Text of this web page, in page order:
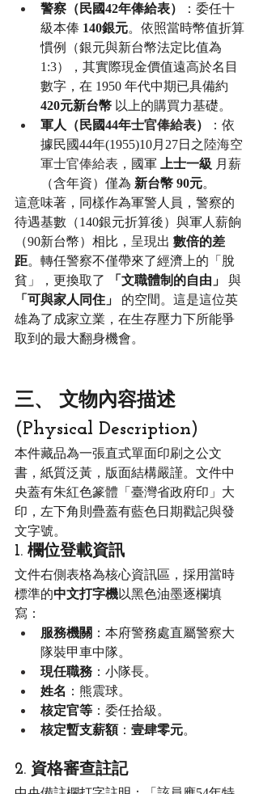
警察（民國42年俸給表）
：委任十
級本俸 140銀元。依照當時幣值折算
慣例（銀元與新台幣法定比值為
1:3），其實際現金價值遠高於名目
數字，在 1950 年代中期已具備約
420元新台幣 以上的購買力基礎。
軍人（民國44年士官俸給表）
：依
據民國44年(1955)10月27日之 陸海空
軍士官俸給表 ，國軍 上士一級 月薪
（含年資）僅為 新台幣 90元。
這意味著，同樣作為軍警人員，警察的
待遇基數（140銀元折算後）與軍人薪餉
（90新台幣）相比，呈現出 數倍的差
距。轉任警察不僅帶來了經濟上的「脫
貧」，更換取了
「文職體制的自由」
與
「可與家人同住」
的空間。這是這位英
雄為了成家立業，在生存壓力下所能爭
取到的最大翻身機會。
三、 文物內容描述
(Physical Description)
本件藏品為一張直式單面印刷之公文
書，紙質泛黃，版面結構嚴謹。文件中
央蓋有朱紅色篆體「臺灣省政府印」大
印，左下角則疊蓋有藍色日期戳記與發
文字號。
1. 欄位登載資訊
文件右側表格為核心資訊區，採用當時
標準的中文打字機以黑色油墨逐欄填
寫：
服務機關 ：本府警務處直屬警察大
隊裝甲車中隊。
現任職務 ：小隊長。
姓名 ：熊震球。
核定官等 ：委任拾級。
核定暫支薪額： 壹肆零元。
2. 資格審查註記